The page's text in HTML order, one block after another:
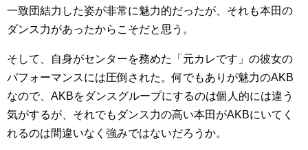
一致団結力した姿が非常に魅力的だったが、それも本田の
ダンス力があったからこそだと思う。
そして、自身がセンターを務めた「元カレです」の彼女の
パフォーマンスには圧倒された。何でもありが魅力のAKB
なので、AKBをダンスグループにするのは個人的には違う
気がするが、それでもダンス力の高い本田がAKBにいてく
れるのは間違いなく強みではないだろうか。